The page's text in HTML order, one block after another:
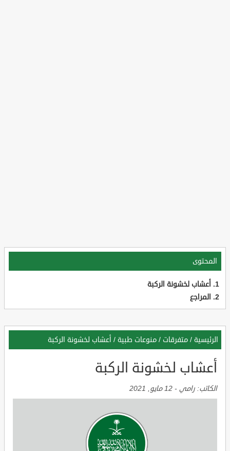
المحتوى
أعشاب لخشونة الركبة
المراجع
الرئيسية / متفرقات / منوعات طبية / أعشاب لخشونة الركبة
أعشاب لخشونة الركبة
الكاتب: رامي - 12 مايو, 2021